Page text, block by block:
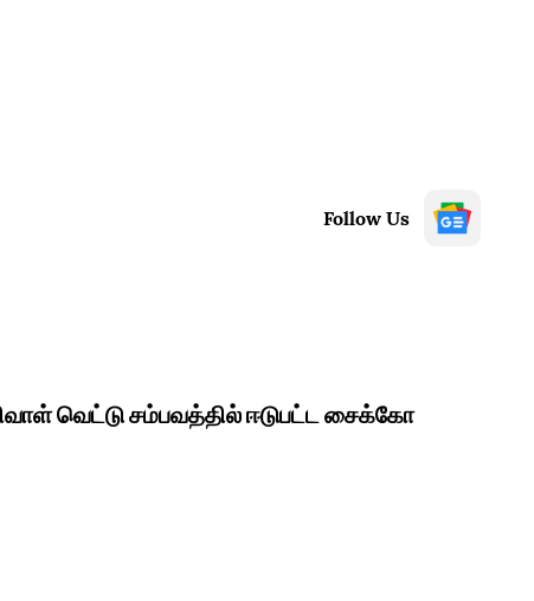
Follow Us
வெட்டு சம்பவத்தில் ஈடுபட்ட சைக்கோ